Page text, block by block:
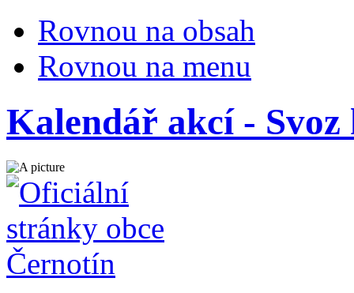
Rovnou na obsah
Rovnou na menu
Kalendář akcí -